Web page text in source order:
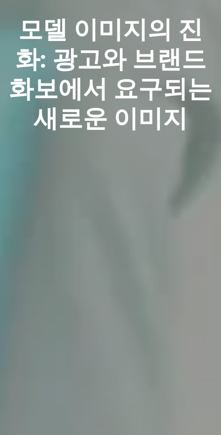
모델 이미지의 진
화: 광고와 브랜드
화보에서 요구되는
새로운 이미지